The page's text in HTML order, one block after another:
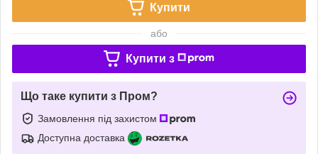
Купити
або
Купити з
Що таке купити з Пром?
Замовлення під захистом
Доступна доставка